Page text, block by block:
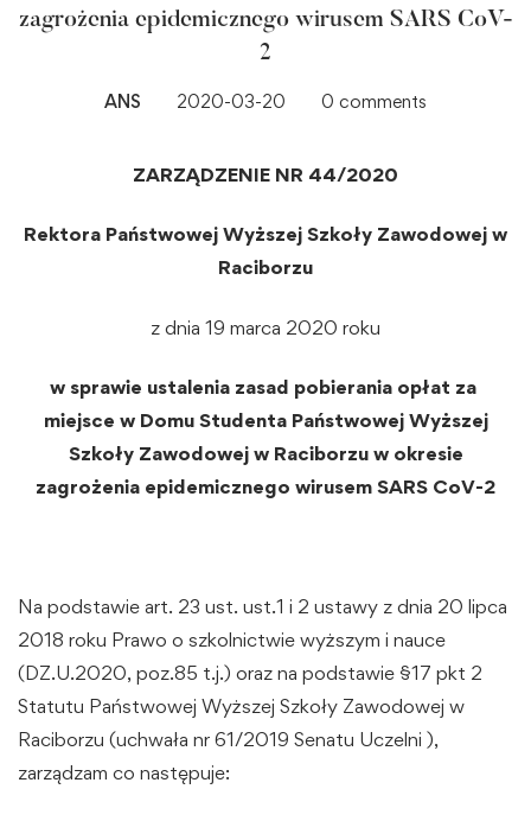
zagrożenia epidemicznego wirusem SARS CoV-
2
ANS 2020-03-20 0 comments
ZARZĄDZENIE NR 44/2020
Rektora Państwowej Wyższej Szkoły Zawodowej w
Raciborzu
z dnia 19 marca 2020 roku
w sprawie ustalenia zasad pobierania opłat za
miejsce w Domu Studenta Państwowej Wyższej
Szkoły Zawodowej w Raciborzu w okresie
zagrożenia epidemicznego wirusem SARS CoV-2
Na podstawie art. 23 ust. ust.1 i 2 ustawy z dnia 20 lipca
2018 roku Prawo o szkolnictwie wyższym i nauce
(DZ.U.2020, poz.85 t.j.) oraz na podstawie §17 pkt 2
Statutu Państwowej Wyższej Szkoły Zawodowej w
Raciborzu (uchwała nr 61/2019 Senatu Uczelni ),
zarządzam co następuje: